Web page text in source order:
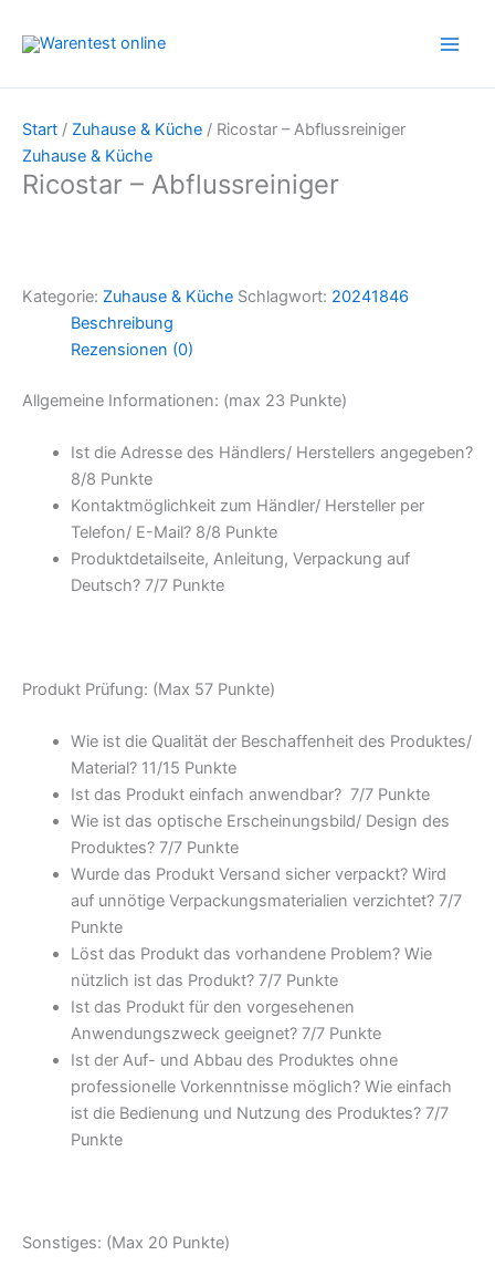
Inhalt
Start / Zuhause & Küche / Ricostar – Abflussreiniger
Zuhause & Küche
Ricostar – Abflussreiniger
Kategorie: Zuhause & Küche Schlagwort: 20241846
Beschreibung
Rezensionen (0)
Allgemeine Informationen: (max 23 Punkte)
Ist die Adresse des Händlers/ Herstellers angegeben?
8/8 Punkte
Kontaktmöglichkeit zum Händler/ Hersteller per
Telefon/ E-Mail? 8/8 Punkte
Produktdetailseite, Anleitung, Verpackung auf
Deutsch? 7/7 Punkte
Produkt Prüfung: (Max 57 Punkte)
Wie ist die Qualität der Beschaffenheit des Produktes/
Material? 11/15 Punkte
Ist das Produkt einfach anwendbar? 7/7 Punkte
Wie ist das optische Erscheinungsbild/ Design des
Produktes? 7/7 Punkte
Wurde das Produkt Versand sicher verpackt? Wird
auf unnötige Verpackungsmaterialien verzichtet? 7/7
Punkte
Löst das Produkt das vorhandene Problem? Wie
nützlich ist das Produkt? 7/7 Punkte
Ist das Produkt für den vorgesehenen
Anwendungszweck geeignet? 7/7 Punkte
Ist der Auf- und Abbau des Produktes ohne
professionelle Vorkenntnisse möglich? Wie einfach
ist die Bedienung und Nutzung des Produktes? 7/7
Punkte
Sonstiges: (Max 20 Punkte)